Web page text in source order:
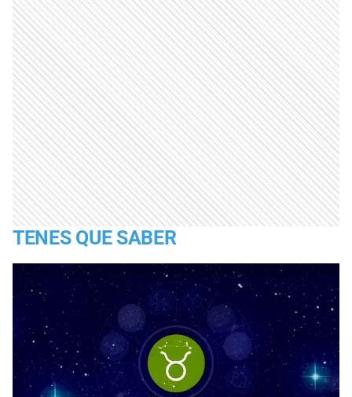
TENES QUE SABER